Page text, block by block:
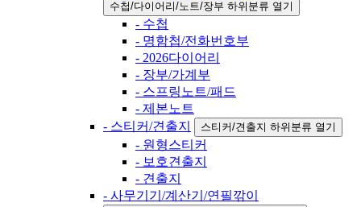
수첩/다이어리/노트/장부 하위분류 열기
- 수첩
- 명함첩/전화번호부
- 2026다이어리
- 장부/가계부
- 스프링노트/패드
- 제본노트
- 스티커/견출지
스티커/견출지 하위분류 열기
- 원형스티커
- 보호견출지
- 견출지
- 사무기기/계산기/연필깎이